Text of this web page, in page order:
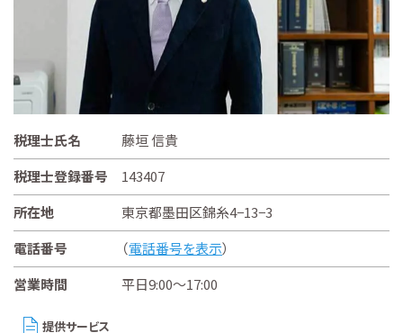
税理士氏名
藤垣 信貴
税理士登録番号
143407
所在地
東京都墨田区錦糸4−13−3
電話番号
（電話番号を表示）
営業時間
平日9:00～17:00
提供サービス